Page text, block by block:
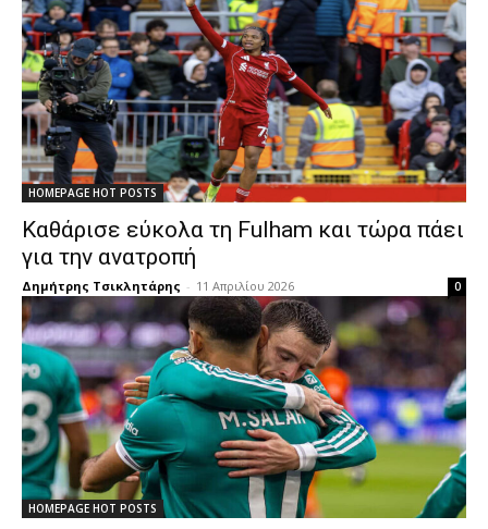
HOMEPAGE HOT POSTS
Καθάρισε εύκολα τη Fulham και τώρα πάει
για την ανατροπή
Δημήτρης Τσικλητάρης - 11 Απριλίου 2026 0
HOMEPAGE HOT POSTS